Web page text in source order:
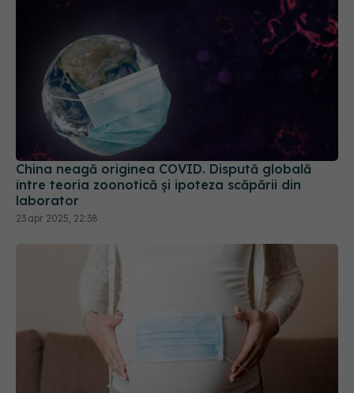
China neagă originea COVID. Dispută globală
între teoria zoonotică și ipoteza scăpării din
laborator
23 apr 2025, 22:38
Infecția cu COVID în sarcină, legată de risc dublu